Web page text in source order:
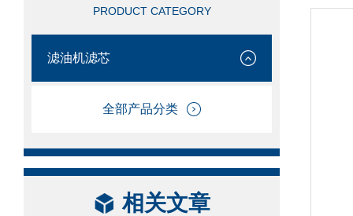
PRODUCT CATEGORY
滤油机滤芯
全部产品分类
相关文章